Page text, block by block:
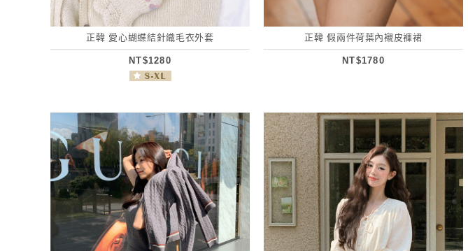
正韓 愛心蝴蝶結針織毛衣外套
NT$1280
正韓 假兩件荷葉內襯皮褲裙
NT$1780